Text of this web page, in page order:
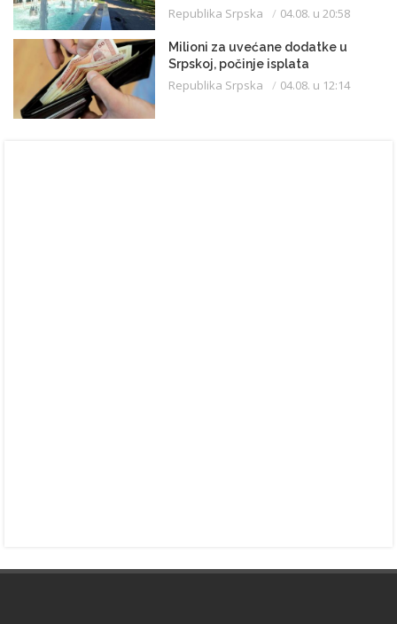
Republika Srpska 04.08. u 20:58
Milioni za uvećane dodatke u
Srpskoj, počinje isplata
Republika Srpska 04.08. u 12:14